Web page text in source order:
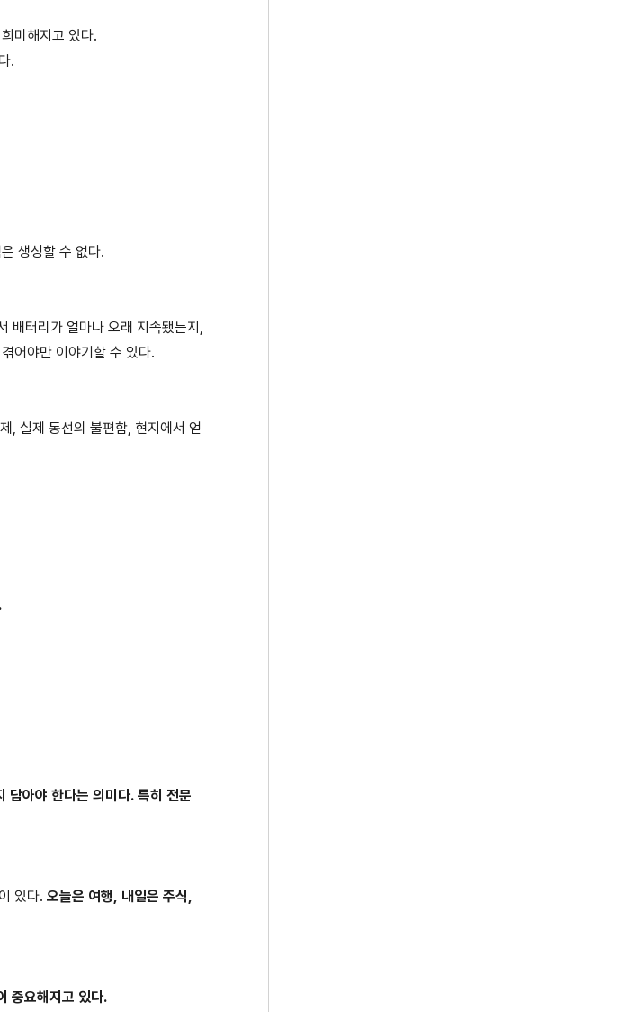
미해지고 있다.
.
생성할 수 없다.
터리가 얼마나 오래 지속됐는지,
어야만 이야기할 수 있다.
, 실제 동선의 불편함, 현지에서 얻
담아야 한다는 의미다. 특히 전문
있다. 오늘은 여행, 내일은 주식,
중요해지고 있다.